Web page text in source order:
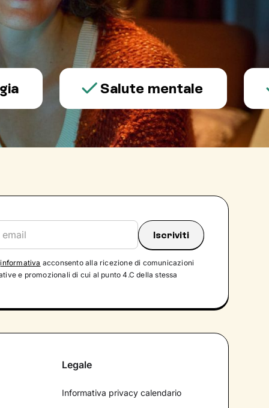
Salute mentale
informativa acconsento alla ricezione di comunicazioni
e promozionali di cui al punto 4.C della stessa
Legale
Informativa privacy calendario